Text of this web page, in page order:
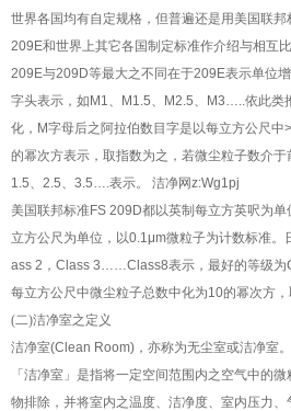
世界各国均有自定规格，但普遍还是用美国联邦
209E和世界上其它各国制定标准作介绍与相互比
209E与209D等最大之不同在于209E表示单位
字头表示，如 M1、 M1.5、 M2.5、 M3…..依此类
化， M字母后之阿拉伯数目字是以每立方公尺中
的幂次方表示，取指数为之，若微尘粒子数介
1.5、 2.5、 3.5….表示。 洁净网z:Wg1pj
美国联邦标准FS 209D都以英制每立方英呎为
立方公尺为单位，以0.1μm微粒子为计数标准。
ass 2 ， Class 3……Class8表示，最好的等级为
每立方公尺中微尘粒子总数中化为10的幂次方，
(二)洁净室之定义
洁净室(Clean Room) ，亦称为无尘室或洁净室。
「洁净室」是指将一定空间范围内之 空气中的微
物排除，并将室内之温度、洁净度、室内压力